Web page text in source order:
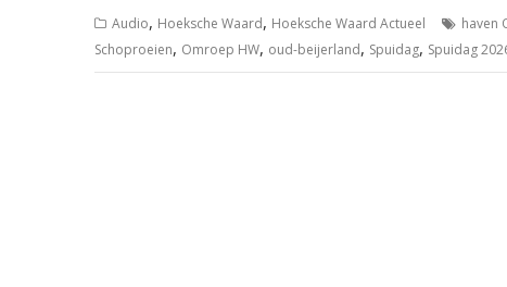
Audio, Hoeksche Waard, Hoeksche Waard Actueel haven
Schoproeien, Omroep HW, oud-beijerland, Spuidag, Spuidag